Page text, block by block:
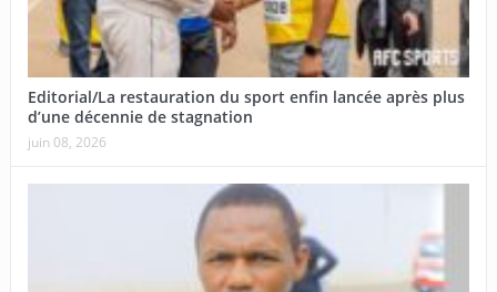
Editorial/La restauration du sport enfin lancée après plus
d’une décennie de stagnation
juin 08, 2026